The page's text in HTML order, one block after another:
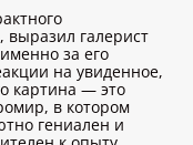
выразил галерист
за его
на увиденное,
картина — это
в котором
гениален и